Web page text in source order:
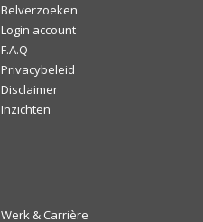
Belverzoeken
Login account
F.A.Q
Privacybeleid
Disclaimer
Inzichten
Werk & Carrière